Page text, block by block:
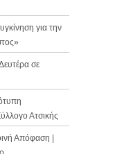
για την
σε
Ατσικής
Απόφαση |